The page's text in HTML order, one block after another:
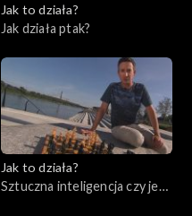
Jak to działa?
Jak działa ptak?
Jak to działa?
Sztuczna inteligencja czy jest